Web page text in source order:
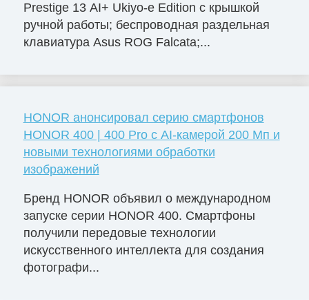
Prestige 13 AI+ Ukiyo-e Edition с крышкой
ручной работы; беспроводная раздельная
клавиатура Asus ROG Falcata;...
HONOR анонсировал серию смартфонов
HONOR 400 | 400 Pro с AI-камерой 200 Мп и
новыми технологиями обработки
изображений
Бренд HONOR объявил о международном
запуске серии HONOR 400. Смартфоны
получили передовые технологии
искусственного интеллекта для создания
фотографи...